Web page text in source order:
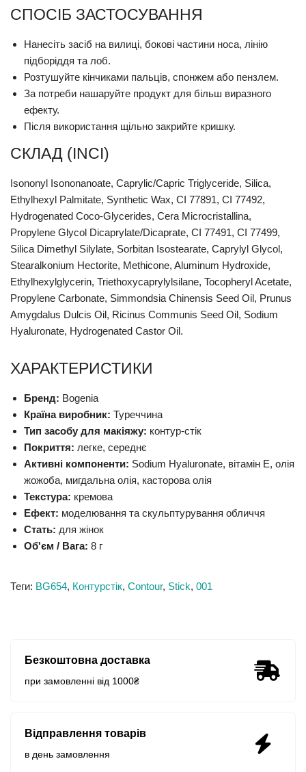
СПОСІБ ЗАСТОСУВАННЯ
Нанесіть засіб на вилиці, бокові частини носа, лінію
підборіддя та лоб.
Розтушуйте кінчиками пальців, спонжем або пензлем.
За потреби нашаруйте продукт для більш виразного
ефекту.
Після використання щільно закрийте кришку.
СКЛАД (INCI)
Isononyl Isononanoate, Caprylic/Capric Triglyceride, Silica,
Ethylhexyl Palmitate, Synthetic Wax, CI 77891, CI 77492,
Hydrogenated Coco-Glycerides, Cera Microcristallina,
Propylene Glycol Dicaprylate/Dicaprate, CI 77491, CI 77499,
Silica Dimethyl Silylate, Sorbitan Isostearate, Caprylyl Glycol,
Stearalkonium Hectorite, Methicone, Aluminum Hydroxide,
Ethylhexylglycerin, Triethoxycaprylylsilane, Tocopheryl Acetate,
Propylene Carbonate, Simmondsia Chinensis Seed Oil, Prunus
Amygdalus Dulcis Oil, Ricinus Communis Seed Oil, Sodium
Hyaluronate, Hydrogenated Castor Oil.
ХАРАКТЕРИСТИКИ
Бренд: Bogenia
Країна виробник: Туреччина
Тип засобу для макіяжу: контур-стік
Покриття: легке, середнє
Активні компоненти: Sodium Hyaluronate, вітамін E, олія
жожоба, мигдальна олія, касторова олія
Текстура: кремова
Ефект: моделювання та скульптурування обличчя
Стать: для жінок
Об'єм / Вага: 8 г
Теги: BG654, Контурстік, Contour, Stick, 001
Безкоштовна доставка
при замовленні від 1000₴
Відправлення товарів
в день замовлення